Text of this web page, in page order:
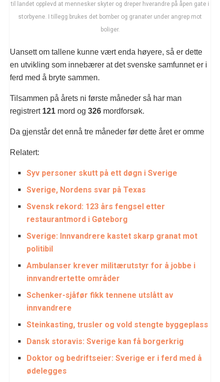
til landet opplevd at mennesker skyter og dreper hverandre på åpen gate i
storbyene. I tillegg brukes det bomber og granater under angrep mot
boliger.
Uansett om tallene kunne vært enda høyere, så er dette
en utvikling som innebærer at det svenske samfunnet er i
ferd med å bryte sammen.
Tilsammen på årets ni første måneder så har man
registrert 121 mord og 326 mordforsøk.
Da gjenstår det ennå tre måneder før dette året er omme
Relatert:
Syv personer skutt på ett døgn i Sverige
Sverige, Nordens svar på Texas
Svensk rekord: 123 års fengsel etter
restaurantmord i Gøteborg
Sverige: Innvandrere kastet skarp granat mot
politibil
Ambulanser krever militærutstyr for å jobbe i
innvandrertette områder
Schenker-sjåfør fikk tennene utslått av
innvandrere
Steinkasting, trusler og vold stengte byggeplass
Dansk storavis: Sverige kan få borgerkrig
Doktor og bedriftseier: Sverige er i ferd med å
ødelegges